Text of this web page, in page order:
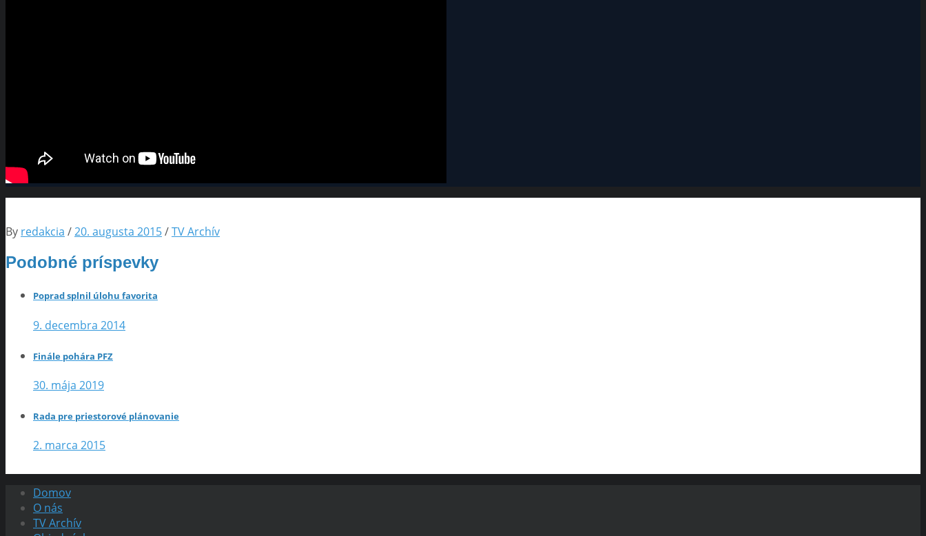
By redakcia /20. augusta 2015/TV Archív
Podobné príspevky
Poprad splnil úlohu favorita
9. decembra 2014
Finále pohára PFZ
30. mája 2019
Rada pre priestorové plánovanie
2. marca 2015
Domov
O nás
TV Archív